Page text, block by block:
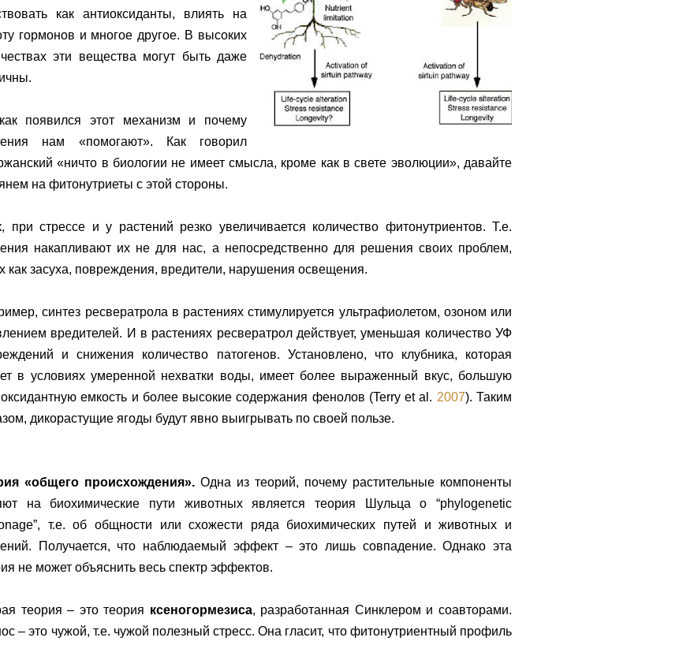
как антиоксиданты, влиять на
гормонов и многое другое. В высоких
эти вещества могут быть даже
появился этот механизм и почему
нам «помогают». Как говорил
«ничто в биологии не имеет смысла, кроме как в свете эволюции», давайте
на фитонутриеты с этой стороны.
при стрессе и у растений резко увеличивается количество фитонутриентов. Т.е.
накапливают их не для нас, а непосредственно для решения своих проблем,
как засуха, повреждения, вредители, нарушения освещения.
синтез ресвератрола в растениях стимулируется ультрафиолетом, озоном или
вредителей. И в растениях ресвератрол действует, уменьшая количество УФ
и снижения количество патогенов. Установлено, что клубника, которая
в условиях умеренной нехватки воды, имеет более выраженный вкус, большую
емкость и более высокие содержания фенолов (Terry et al. 2007). Таким
дикорастущие ягоды будут явно выигрывать по своей пользе.
«общего происхождения». Одна из теорий, почему растительные компоненты
на биохимические пути животных является теория Шульца о “phylogenetic
т.е. об общности или схожести ряда биохимических путей и животных и
Получается, что наблюдаемый эффект – это лишь совпадение. Однако эта
не может объяснить весь спектр эффектов.
теория – это теория ксеногормезиса, разработанная Синклером и соавторами.
– это чужой, т.е. чужой полезный стресс. Она гласит, что фитонутриентный профиль